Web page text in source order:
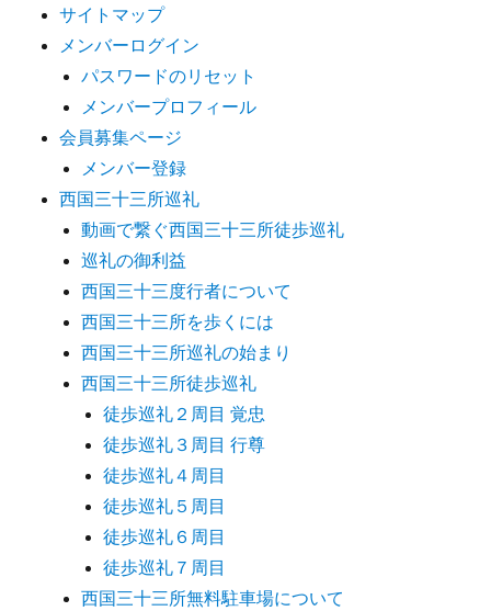
サイトマップ
メンバーログイン
パスワードのリセット
メンバープロフィール
会員募集ページ
メンバー登録
西国三十三所巡礼
動画で繋ぐ西国三十三所徒歩巡礼
巡礼の御利益
西国三十三度行者について
西国三十三所を歩くには
西国三十三所巡礼の始まり
西国三十三所徒歩巡礼
徒歩巡礼２周目 覚忠
徒歩巡礼３周目 行尊
徒歩巡礼４周目
徒歩巡礼５周目
徒歩巡礼６周目
徒歩巡礼７周目
西国三十三所無料駐車場について